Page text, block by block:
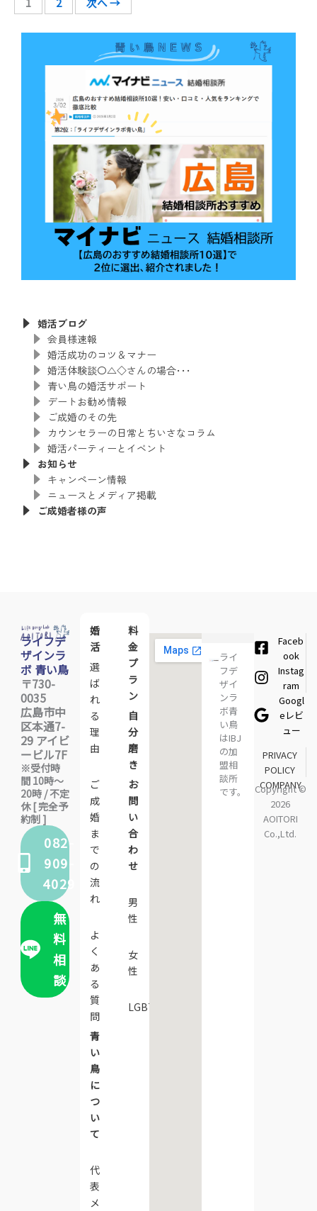
婚活ブログ
会員様速報
婚活成功のコツ＆マナー
婚活体験談〇△◇さんの場合･･･
青い鳥の婚活サポート
デートお勧め情報
ご成婚のその先
カウンセラーの日常とちいさなコラム
婚活パーティーとイベント
お知らせ
キャンペーン情報
ニュースとメディア掲載
ご成婚者様の声
ライフデ
ザインラ
ボ 青い鳥
〒730-
0035
広島市中
区本通7-
29 アイビ
ービル7F
※受付時
間 10時〜
20時 / 不定
休 [ 完全予
約制 ]
082-
909-
4029
無
料
相
談
婚
活
選
ば
れ
る
理
由
ご
成
婚
ま
で
の
流
れ
よ
く
あ
る
質
問
青
い
鳥
に
つ
い
て
代
表
メ
料
金
プ
ラ
ン
自
分
磨
き
お
問
い
合
わ
せ
男
性
女
性
LGBTQ+
ライ
フデ
ザイ
ンラ
ボ青
い鳥
はIBJ
の加
盟相
談所
です。
Faceb
ook
Instag
ram
Googl
eレビ
ュー
PRIVACY
POLICY
COMPANY
Copyright ©
2026
AOITORI
Co.,Ltd.